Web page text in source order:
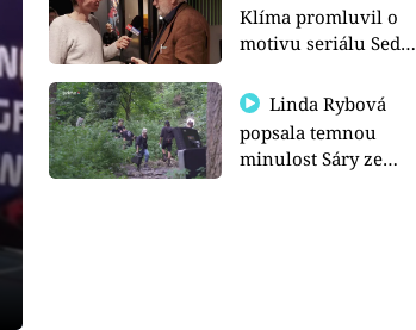
Klíma promluvil o
motivu seriálu Sedm
Linda Rybová
popsala temnou
minulost Sáry ze